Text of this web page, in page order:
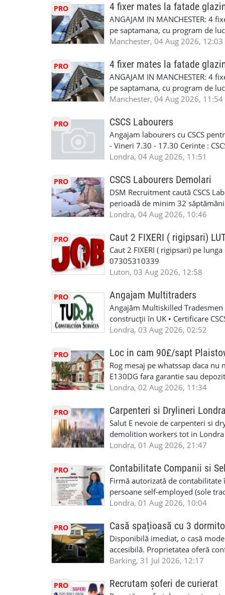
familiei (divorț, custodie, partaj)
Servicii pentru companii: •
• Imigrație pentru afaceri și
soluționarea disputelor 💡 De ce
standard ✔ Confidențialitate
790 689 Email:
www.fcos.co.uk 👉
PRO 4 fixer mates la fatade
ANGAJAM IN MANCHESTER:
pe saptamana, cu program de
in perioada urmatoare. Cerinte:
Tariful se discuta direct, in
discutie este simpla: cine esti,
Prioritate au oamenii din
carora li se termina proiectul
oferta pe care sa o folositi la
WhatsApp: +44 7467 838 881
numele, experienta si data la
https://forms.gle/
T&D GLAZING AND
Manchester, 04 Aug 2026, 12:03
PRO 4 fixer mates la fatade
ANGAJAM IN MANCHESTER:
pe saptamana, cu program de
in perioada urmatoare. Cerinte:
Tariful se discuta direct, in
discutie este simpla: cine esti,
Prioritate au oamenii din
carora li se termina proiectul
oferta pe care sa o folositi la
WhatsApp: +44 7467 838 881
numele, experienta si data la
link-ul de jos. Sanatate si mult
INSTALLATION LIMITED
Manchester, 04 Aug 2026, 11:54
PRO CSCS Labourers
Angajam labourers cu CSCS
- Vineri 7.30 - 17.30 Cerinte :
Londra, 04 Aug 2026, 11:51
PRO CSCS Labourers Demolari
DSM Recruitment caută CSCS
perioadă de minim 32
oferă ore suplimentare și
informații, contactați-ne la: 📞
Londra, 04 Aug 2026, 10:46
PRO Caut 2 FIXERI ( rigipsari)
Caut 2 FIXERI ( rigipsari) pe
07305310339
Luton, 03 Aug 2026, 12:58
PRO Angajam Multitraders
Angajăm Multiskilled
construcții în UK • Certificare
specializate (căutăm
interioare • Permis de
(reprezintă un avantaj
performanță • £200 – £250 pe
posibilități reale de avansare •
oră pauză de masă) •
Londra, 03 Aug 2026, 02:52
PRO Loc in cam 90£/sapt
Rog mesaj pe whatssap daca nu
E130DG fara garantie sau
fiecare pat beneficiaza de dulap
saptaminal fara garantie sau
de 1/sapt) -tel- 07440366084
Londra, 02 Aug 2026, 11:34
PRO Carpenteri si Drylineri Londra
Salut E nevoie de carpenteri si
demolition workers tot in
Londra, 01 Aug 2026, 21:47
PRO Contabilitate Companii si
Firmă autorizată de contabilitate
persoane self-employed (sole
închiriate (landlords) Serviciile
HMRC: PAYE / VAT / CIS ✔
Consultanță fiscală ✔ Declarații
Corporation Tax ✔ Company
planuri ✔ Cash-flow și previziuni
serviciile noastre? ✔ Suntem
ca tax agents ✔ Suntem
Londra, 01 Aug 2026, 10:04
PRO Casă spațioasă cu 3
Disponibilă imediat, o casă
accesibilă. Proprietatea oferă
sau pentru persoane care caută
disponibilă Locuință recent
Barking, 31 Jul 2026, 12:17
PRO Recrutam șoferi de curierat